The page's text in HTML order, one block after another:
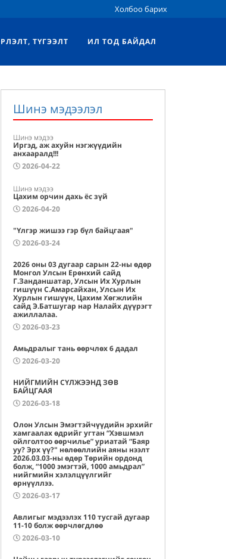
Холбоо барих
ТҮГЭЭЛТ ИЛ ТОД БАЙДАЛ
Шинэ мэдээлэл
Шинэ мэдээ
Иргэд, аж ахуйн нэгжүүдийн
анхааралд!!!
2026-04-22
Шинэ мэдээ
Цахим орчин дахь ёс зүй
2026-04-20
"Үлгэр жишээ гэр бүл байцгаая"
2026-03-24
2026 оны 03 дугаар сарын 22-ны өдөр
Монгол Улсын Ерөнхий сайд
Г.Занданшатар, Улсын Их Хурлын
гишүүн С.Амарсайхан, Улсын Их
Хурлын гишүүн, Цахим Хөгжлийн
сайд Э.Батшугар нар Налайх дүүрэгт
ажиллалаа.
2026-03-23
Амьдралыг тань өөрчлөх 6 дадал
2026-03-20
НИЙГМИЙН СҮЛЖЭЭНД ЗӨВ
БАЙЦГААЯ
2026-03-18
Олон Улсын Эмэгтэйчүүдийн эрхийг
хамгаалах өдрийг угтан “Хэвшмэл
ойлголтоо өөрчилье” уриатай “Баяр
уу? Эрх үү?" нөлөөллийн аяны нээлт
2026.03.03-ны өдөр Төрийн ордонд
болж, “1000 эмэгтэй, 1000 амьдрал”
нийгмийн хэлэлцүүлгийг
өрнүүллээ.
2026-03-17
Авлигыг мэдээлэх 110 тусгай дугаар
11-10 болж өөрчлөгдлөө
2026-03-10